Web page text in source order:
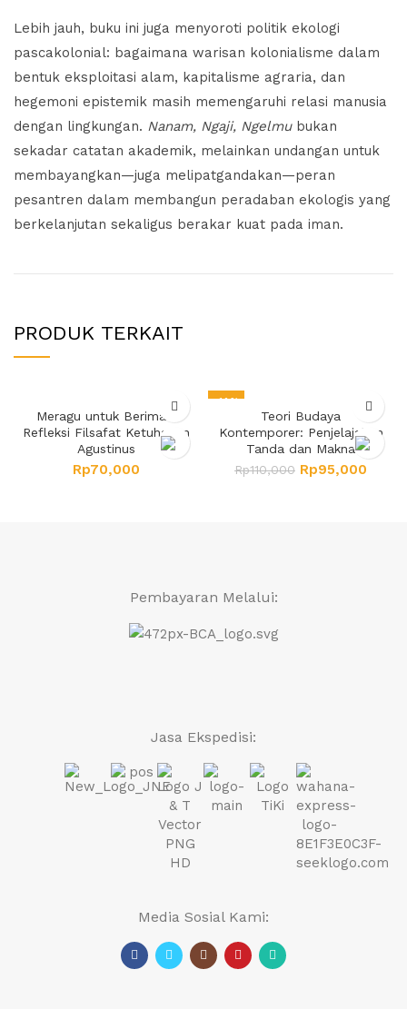
Lebih jauh, buku ini juga menyoroti politik ekologi
pascakolonial: bagaimana warisan kolonialisme dalam
bentuk eksploitasi alam, kapitalisme agraria, dan
hegemoni epistemik masih memengaruhi relasi manusia
dengan lingkungan. Nanam, Ngaji, Ngelmubukan
sekadar catatan akademik, melainkan undangan untuk
membayangkan—juga melipatgandakan—peran
pesantren dalam membangun peradaban ekologis yang
berkelanjutan sekaligus berakar kuat pada iman.
PRODUK TERKAIT
Meragu untuk Beriman:
Refleksi Filsafat Ketuhanan
Agustinus
Rp70,000
-14%
Teori Budaya
Kontemporer: Penjelajahan
Tanda dan Makna
Rp110,000 Rp95,000
Pembayaran Melalui:
Jasa Ekspedisi:
Media Sosial Kami: